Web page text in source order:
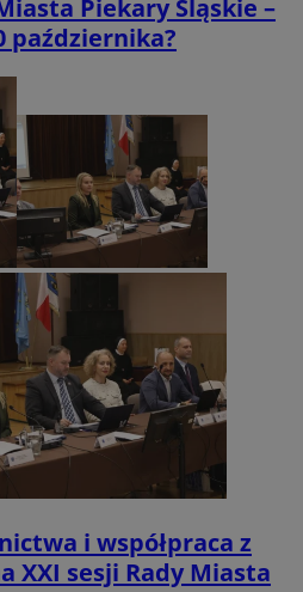
Piekary Śląskie –
października?
i współpraca z
XXI sesji Rady Miasta